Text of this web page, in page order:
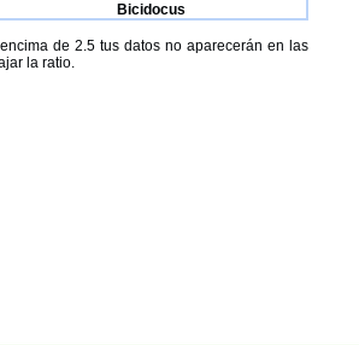
Bicidocus
de 2.5 tus datos no aparecerán en las
la ratio.